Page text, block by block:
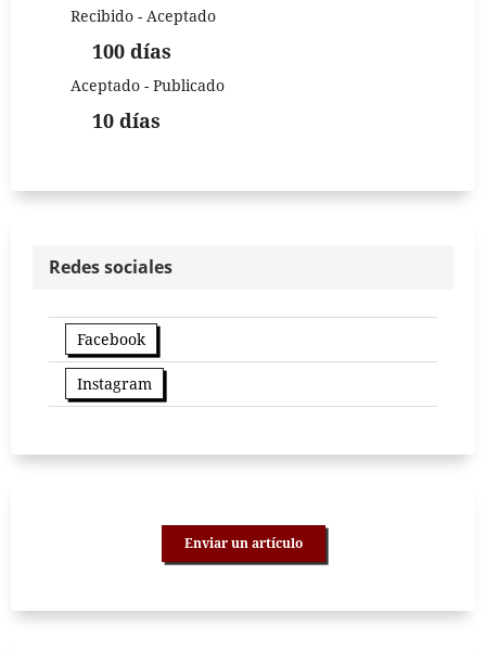
Recibido - Aceptado
100 días
Aceptado - Publicado
10 días
Redes sociales
Facebook
Instagram
Enviar un artículo